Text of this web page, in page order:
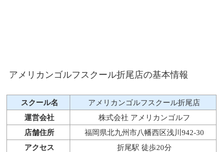
アメリカンゴルフスクール折尾店の基本情報
スクール名
アメリカンゴルフスクール折尾店
運営会社
株式会社 アメリカンゴルフ
店舗住所
福岡県北九州市八幡西区浅川942-30
アクセス
折尾駅 徒歩20分